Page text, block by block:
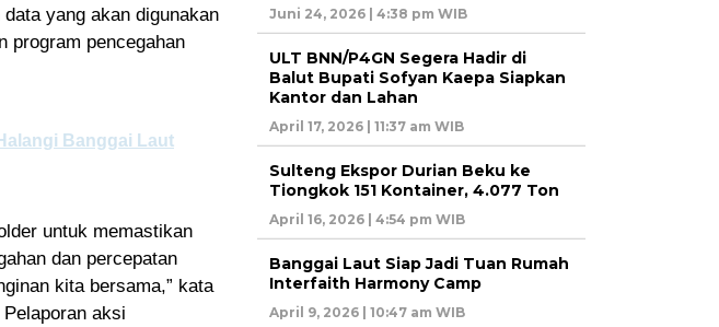
yang akan digunakan
program pencegahan
Banggai Laut
untuk memastikan
dan percepatan
kita bersama,” kata
aksi
Juni 24, 2026 | 4:38 pm WIB
ULT BNN/P4GN Segera Hadir di
Balut Bupati Sofyan Kaepa Siapkan
Kantor dan Lahan
April 17, 2026 | 11:37 am WIB
Sulteng Ekspor Durian Beku ke
Tiongkok 151 Kontainer, 4.077 Ton
April 16, 2026 | 4:54 pm WIB
Banggai Laut Siap Jadi Tuan Rumah
Interfaith Harmony Camp
April 9, 2026 | 10:47 am WIB